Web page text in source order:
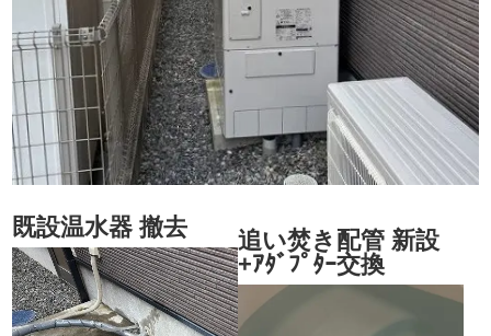
既設温水器 撤去
追い焚き配管 新設
+ｱﾀﾞﾌﾟﾀｰ交換